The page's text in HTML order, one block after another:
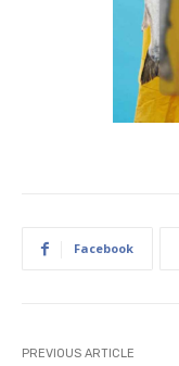
Facebook
PREVIOUS ARTICLE